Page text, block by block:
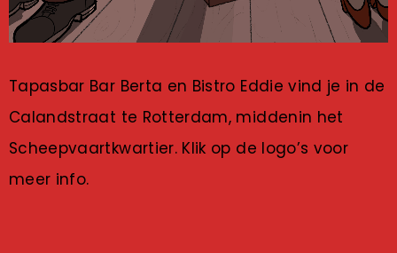
Tapasbar Bar Berta en Bistro Eddie vind je in de
Calandstraat te Rotterdam, middenin het
Scheepvaartkwartier. Klik op de logo’s voor
meer info.